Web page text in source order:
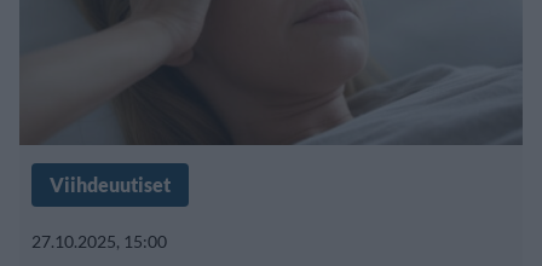
Viihdeuutiset
27.10.2025, 15:00